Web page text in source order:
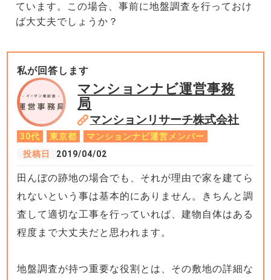
ています。この場合、事前に地盤調査を行っておけ
ば大丈夫でしょうか？
私が回答します
マンションナビ運営事務
局
マンションリサーチ株式会社
30代 東京都
マンションナビ運営メンバー
投稿日
2019/04/02
田んぼの跡地の場合でも、それが理由で家を建てら
れないという事は基本的にありません。きちんと調
査して適切な工事を行っていれば、建物自体はある
程度まで大丈夫だと思われます。
地盤調査が持つ重要な役割とは、その敷地の詳細な